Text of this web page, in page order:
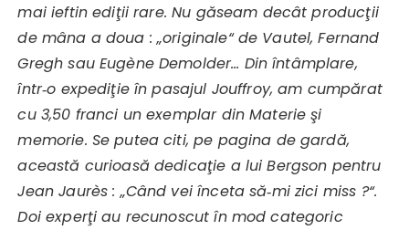
mai ieftin ediţii rare. Nu găseam decât producţii
de mâna a doua : „originale“ de Vautel, Fernand
Gregh sau Eugène Demolder… Din întâmplare,
într‑o expediţie în pasajul Jouffroy, am cumpărat
cu 3,50 franci un exemplar din Materie şi
memorie. Se putea citi, pe pagina de gardă,
această curioasă dedicaţie a lui Bergson pentru
Jean Jaurès : „Când vei înceta să‑mi zici miss ?“.
Doi experţi au recunoscut în mod categoric